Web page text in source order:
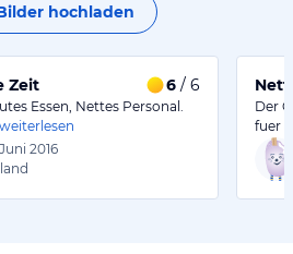
hochladen
Zeit 6 / 6
Essen, Nettes Personal.
weiterlesen
Juni 2016
Der
fuer